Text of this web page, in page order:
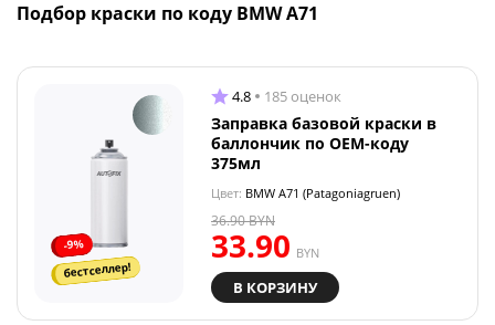
Подбор краски по коду BMW A71
-9%
бестселлер!
4.8 185 оценок
Заправка базовой краски в
баллончик по OEM-коду
375мл
Цвет: BMW A71 (Patagoniagruen)
33.90 BYN
36.90BYN
В КОРЗИНУ